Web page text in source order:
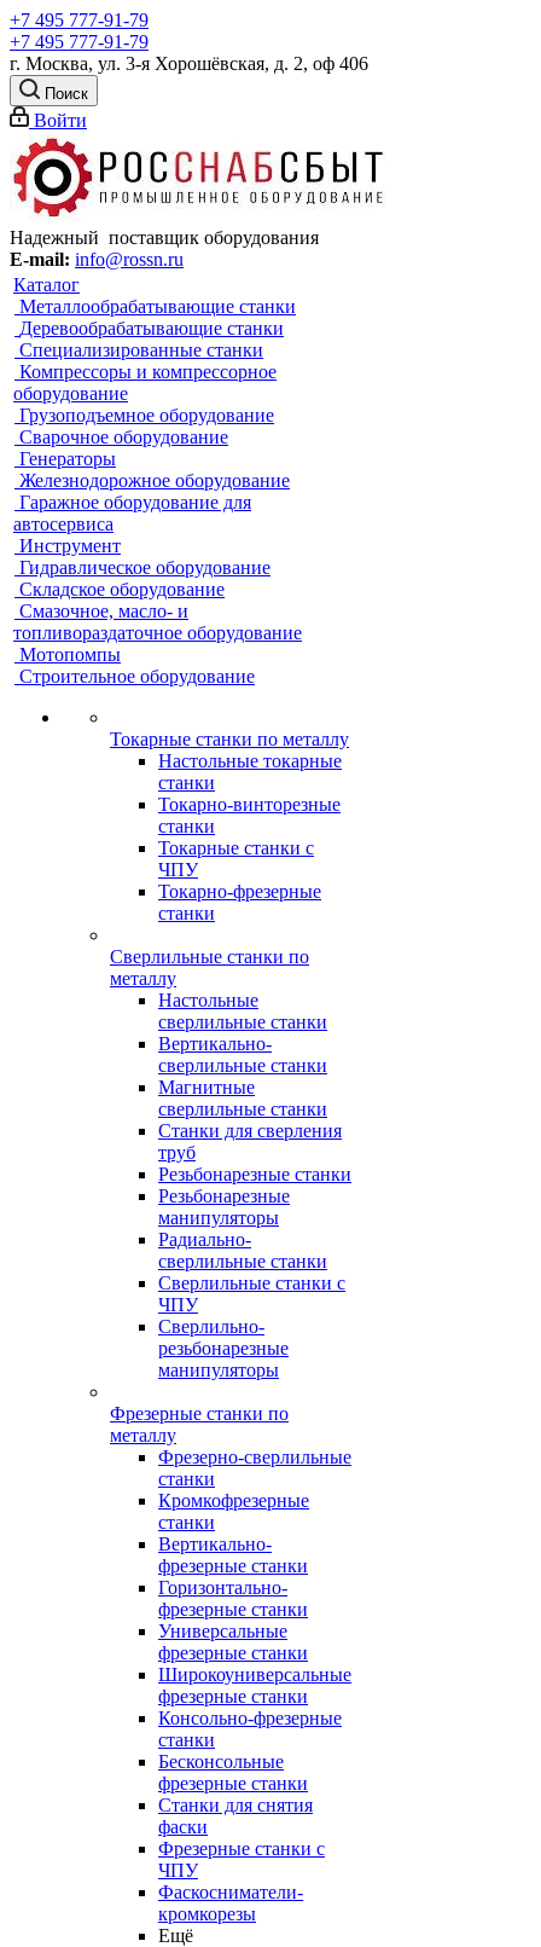
+7 495 777-91-79
+7 495 777-91-79
г. Москва, ул. 3-я Хорошёвская, д. 2, оф 406
Поиск
Войти
Надежный поставщик оборудования
E-mail: info@rossn.ru
Каталог
Металлообрабатывающие станки
Деревообрабатывающие станки
Специализированные станки
Компрессоры и компрессорное
оборудование
Грузоподъемное оборудование
Сварочное оборудование
Генераторы
Железнодорожное оборудование
Гаражное оборудование для
автосервиса
Инструмент
Гидравлическое оборудование
Складское оборудование
Смазочное, масло- и
топливораздаточное оборудование
Мотопомпы
Строительное оборудование
Токарные станки по металлу
Настольные токарные
станки
Токарно-винторезные
станки
Токарные станки с
ЧПУ
Токарно-фрезерные
станки
Сверлильные станки по
металлу
Настольные
сверлильные станки
Вертикально-
сверлильные станки
Магнитные
сверлильные станки
Станки для сверления
труб
Резьбонарезные станки
Резьбонарезные
манипуляторы
Радиально-
сверлильные станки
Сверлильные станки с
ЧПУ
Сверлильно-
резьбонарезные
манипуляторы
Фрезерные станки по
металлу
Фрезерно-сверлильные
станки
Кромкофрезерные
станки
Вертикально-
фрезерные станки
Горизонтально-
фрезерные станки
Универсальные
фрезерные станки
Широкоуниверсальные
фрезерные станки
Консольно-фрезерные
станки
Бесконсольные
фрезерные станки
Станки для снятия
фаски
Фрезерные станки с
ЧПУ
Фаскосниматели-
кромкорезы
Ещё